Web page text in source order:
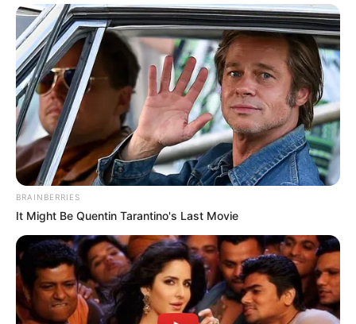
BRAINBERRIES
It Might Be Quentin Tarantino's Last Movie